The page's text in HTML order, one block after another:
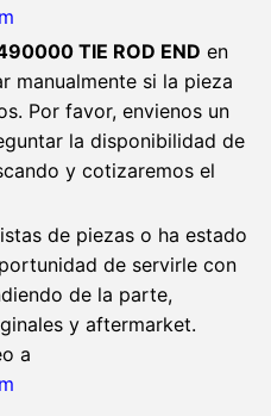
TIE ROD END en
manualmente si la pieza
Por favor, envienos un
la disponibilidad de
y cotizaremos el
de piezas o ha estado
de servirle con
de la parte,
y aftermarket.
a